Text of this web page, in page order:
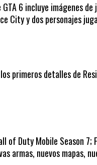
6 incluye imágenes de
City y dos personajes
primeros detalles de
of Duty Mobile Season 7;
armas, nuevos mapas,